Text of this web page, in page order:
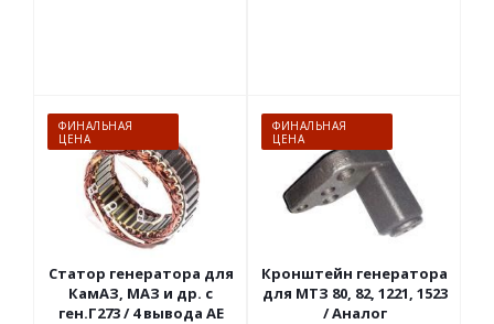
ФИНАЛЬНАЯ
ЦЕНА
Статор генератора для
КамАЗ, МАЗ и др. с
ген.Г273 / 4 вывода АЕ
ФИНАЛЬНАЯ
ЦЕНА
Кронштейн генератора
для МТЗ 80, 82, 1221, 1523
/ Аналог